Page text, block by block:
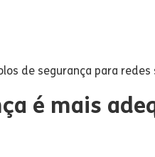
de segurança para redes
é mais